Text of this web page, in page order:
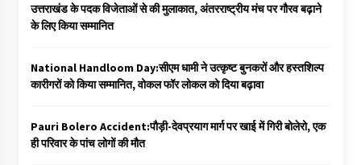
उत्तराखंड के पदक विजेताओं से की मुलाकात, अंतरराष्ट्रीय मंच पर गौरव बढ़ाने
के लिए किया सम्मानित
National Handloom Day:सीएम धामी ने उत्कृष्ट बुनकरों और हस्तशिल्प
कारीगरों को किया सम्मानित, वोकल फॉर लोकल को दिया बढ़ावा
Pauri Bolero Accident:पौड़ी-देवप्रयाग मार्ग पर खाई में गिरी बोलेरो, एक
ही परिवार के पांच लोगों की मौत